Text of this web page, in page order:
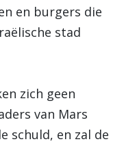
en burgers die
stad
zich geen
van Mars
schuld, en zal de